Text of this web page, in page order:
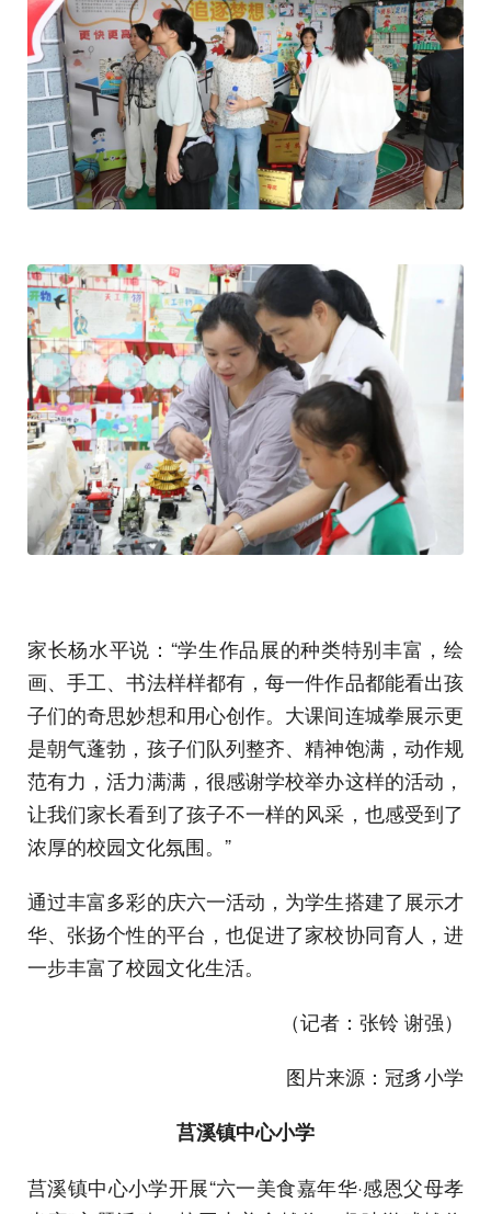
家长杨水平说：“学生作品展的种类特别丰富，绘
画、手工、书法样样都有，每一件作品都能看出孩
子们的奇思妙想和用心创作。大课间连城拳展示更
是朝气蓬勃，孩子们队列整齐、精神饱满，动作规
范有力，活力满满，很感谢学校举办这样的活动，
让我们家长看到了孩子不一样的风采，也感受到了
浓厚的校园文化氛围。”
通过丰富多彩的庆六一活动，为学生搭建了展示才
华、张扬个性的平台，也促进了家校协同育人，进
一步丰富了校园文化生活。
（记者：张铃 谢强）
图片来源：冠豸小学
莒溪镇中心小学
莒溪镇中心小学开展“六一美食嘉年华·感恩父母孝